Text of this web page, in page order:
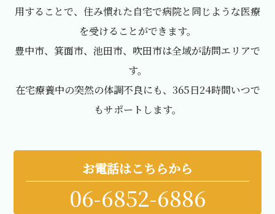
用することで、住み慣れた自宅で病院と同じような医療
を受けることができます。
豊中市、箕面市、池田市、吹田市は全域が訪問エリアで
す。
在宅療養中の突然の体調不良にも、365日24時間いつで
もサポートします。
お電話はこちらから
06-6852-6886